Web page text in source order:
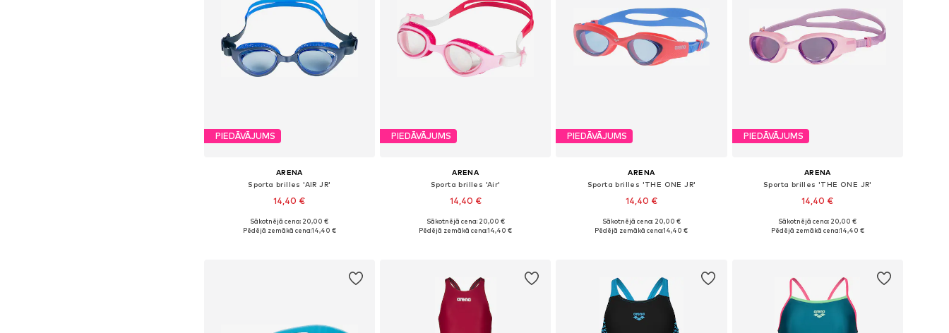
PIEDĀVĀJUMS
ARENA
Sporta brilles 'AIR JR'
14,40 €
Pieejamie izmēri: One Size
Sākotnējā cena: 20,00 €
Pēdējā zemākā cena:14,40 €
PIEDĀVĀJUMS
ARENA
Sporta brilles 'Air'
14,40 €
Pieejamie izmēri: Einheitsgröße
Sākotnējā cena: 20,00 €
Pēdējā zemākā cena:14,40 €
PIEDĀVĀJUMS
ARENA
Sporta brilles 'THE ONE JR'
14,40 €
Pieejamie izmēri: Einheitsgröße
Sākotnējā cena: 20,00 €
Pēdējā zemākā cena:14,40 €
PIEDĀVĀJUMS
ARENA
Sporta brilles 'THE ONE JR'
14,40 €
Pieejamie izmēri: One Size
Sākotnējā cena: 20,00 €
Pēdējā zemākā cena:14,40 €